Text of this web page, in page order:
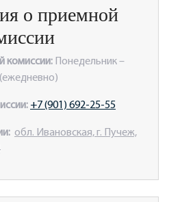
о приемной
комиссии: Понедельник –
+7 (901) 692-25-55
обл. Ивановская, г. Пучеж,